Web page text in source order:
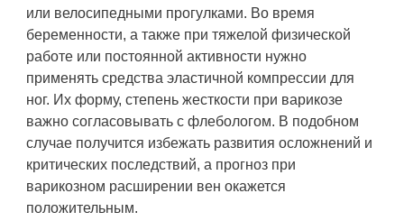
или велосипедными прогулками. Во время
беременности, а также при тяжелой физической
работе или постоянной активности нужно
применять средства эластичной компрессии для
ног. Их форму, степень жесткости при варикозе
важно согласовывать с флебологом. В подобном
случае получится избежать развития осложнений и
критических последствий, а прогноз при
варикозном расширении вен окажется
положительным.